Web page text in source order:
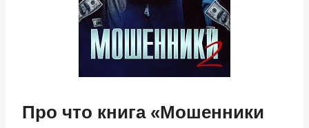
Про что книга «Мошенники